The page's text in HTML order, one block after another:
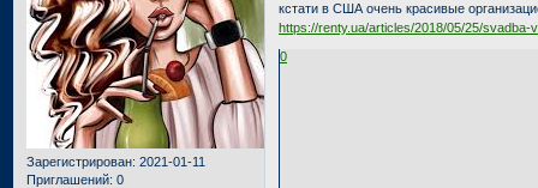
Зарегистрирован: 2021-01-11
Приглашений: 0
кстати в США очень красивые
https://renty.ua/articles/2018/05/25/svadba-
0